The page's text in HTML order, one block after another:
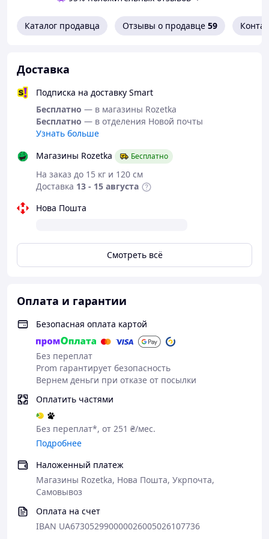
Технология сетевого подключения:
Другие особенности продукта:
Тип разъема: USB типа C
Режим аудиовыхода:
Конфигурация каналов объемного звука:
Формат кодирования видео:
Выходная мощность:
180 Вт
Мощность:
Поддерживаемые интернет-сервисы:
Тип аудиовыхода:Спикеры
🌟 Основные функции
【Автомагнитола HD 7-дюймовый сенсорный
экран】Портативная автомобильная магнитола с 7-
вращение на 90°. Комплект автомобильной
стереосистемы включает вертикальную подставку и
подставку на присоске, которые можно адаптировать к
другим моделям. Вы можете выбрать различные
способы установки в соответствии с вашими
предпочтениями. Портативная автомобильная
магнитола имеет штекер прикуривателя, что очень
удобно для установки.
【Беспроводной Carplay и беспроводной Android
Auto】7-дюймовый сенсорный экран автомагнитолы
поддерживает функции беспроводного Carplay и
Каталог продавца Отзывы о продавце 59
Доставка
Подписка на доставку Smart
Бесплатно — в магазины Rozetka
Бесплатно — в отделения Новой почты
Узнать больше
Магазины Rozetka
Бесплатно
На заказ до 15 кг и 120 см
Доставка 13 - 15 августа
Нова Пошта
Смотреть всё
Оплата и гарантии
Безопасная оплата картой
Без переплат
Prom гарантирует безопасность
Вернем деньги при отказе от посылки
Оплатить частями
Без переплат*, от 251 ₴/мес.
Подробнее
Наложенный платеж
Магазины Rozetka, Нова Пошта, Укрпочта,
Самовывоз
Оплата на счет
IBAN UA673052990000026005026107736